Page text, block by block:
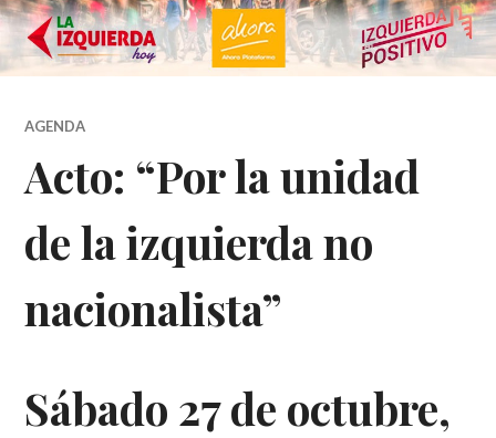
AGENDA
Acto: “Por la unidad
de la izquierda no
nacionalista”
Sábado 27 de octubre,